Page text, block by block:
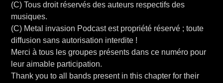
(C) Tous droit réservés des auteurs respectifs des
musiques.
(C) Metal invasion Podcast est propriété réservé ; toute
diffusion sans autorisation interdite !
Merci à tous les groupes présents dans ce numéro pour
leur aimable participation.
Thank you to all bands present in this chapter for their